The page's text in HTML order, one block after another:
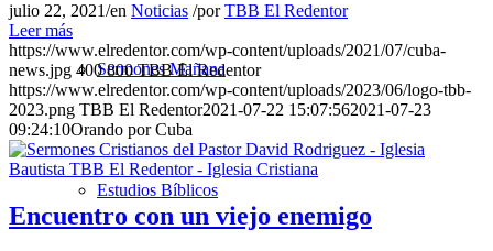
Sermones Mañana
Estudios Bíblicos
julio 22, 2021/en Noticias /porTBB El Redentor
Leer más
https://www.elredentor.com/wp-content/uploads/2021/07/cuba-
news.jpg 400 800 TBB El Redentor
https://www.elredentor.com/wp-content/uploads/2023/06/logo-tbb-
2023.png TBB El Redentor2021-07-22 15:07:562021-07-23
09:24:10Orando por Cuba
Encuentro con un viejo enemigo